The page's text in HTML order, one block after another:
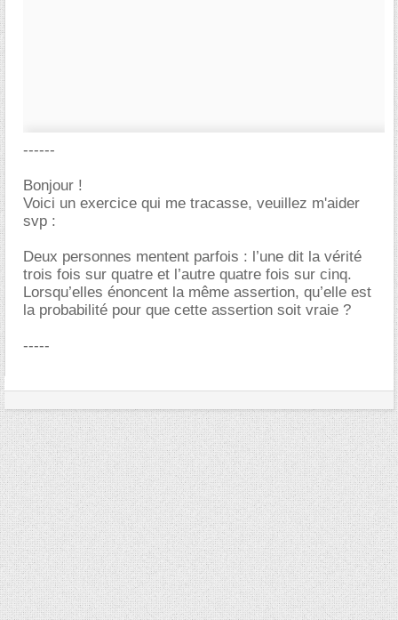
------
Bonjour !
Voici un exercice qui me tracasse, veuillez m'aider
svp :
Deux personnes mentent parfois : l’une dit la vérité
trois fois sur quatre et l’autre quatre fois sur cinq.
Lorsqu’elles énoncent la même assertion, qu’elle est
la probabilité pour que cette assertion soit vraie ?
-----